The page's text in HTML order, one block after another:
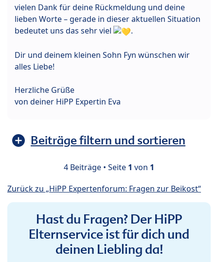
vielen Dank für deine Rückmeldung und deine
lieben Worte – gerade in dieser aktuellen Situation
bedeutet uns das sehr viel
.
Dir und deinem kleinen Sohn Fyn wünschen wir
alles Liebe!
Herzliche Grüße
von deiner HiPP Expertin Eva
Beiträge filtern und sortieren
4 Beiträge • Seite 1 von 1
Zurück zu „HiPP Expertenforum: Fragen zur Beikost“
Hast du Fragen? Der HiPP
Elternservice ist für dich und
deinen Liebling da!